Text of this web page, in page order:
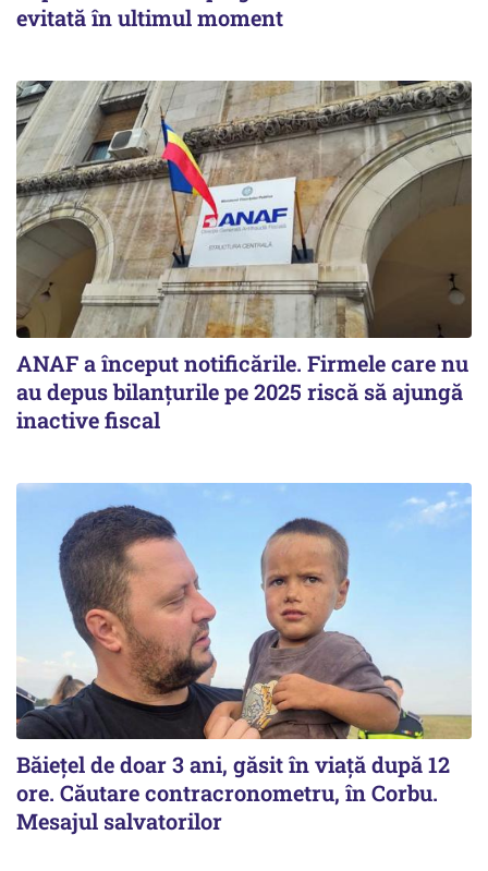
evitată în ultimul moment
ANAF a început notificările. Firmele care nu
au depus bilanțurile pe 2025 riscă să ajungă
inactive fiscal
Băiețel de doar 3 ani, găsit în viață după 12
ore. Căutare contracronometru, în Corbu.
Mesajul salvatorilor